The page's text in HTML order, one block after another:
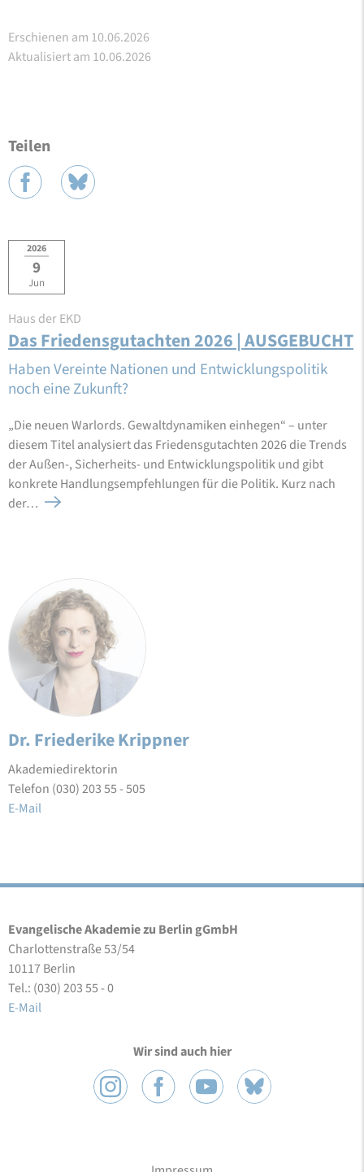
Erschienen am 10.06.2026
Aktualisiert am 10.06.2026
Teilen
2026
9
Jun
Haus der EKD
Das Friedensgutachten 2026 | AUSGEBUCHT
Haben Vereinte Nationen und Entwicklungspolitik
noch eine Zukunft?
„Die neuen Warlords. Gewaltdynamiken einhegen“ – unter
diesem Titel analysiert das Friedensgutachten 2026 die Trends
der Außen-, Sicherheits- und Entwicklungspolitik und gibt
konkrete Handlungsempfehlungen für die Politik. Kurz nach
der…
Dr. Friederike Krippner
Akademiedirektorin
Telefon (030) 203 55 - 505
E-Mail
Evangelische Akademie zu Berlin gGmbH
Charlottenstraße 53/54
10117 Berlin
Tel.: (030) 203 55 - 0
E-Mail
Wir sind auch hier